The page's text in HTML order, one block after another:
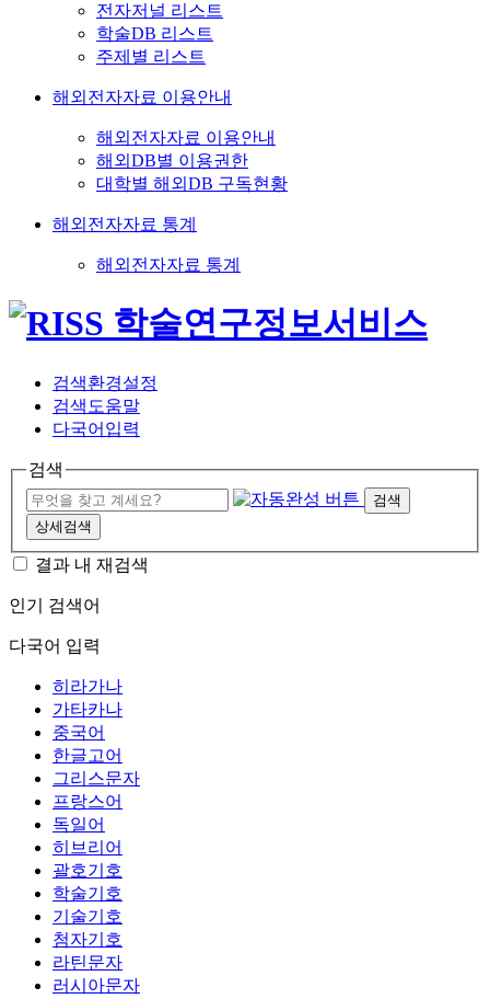
전자저널 리스트
학술DB 리스트
주제별 리스트
해외전자자료 이용안내
해외전자자료 이용안내
해외DB별 이용권한
대학별 해외DB 구독현황
해외전자자료 통계
해외전자자료 통계
검색환경설정
검색도움말
다국어입력
검색
검색
상세검색
결과 내 재검색
인기 검색어
다국어 입력
히라가나
가타카나
중국어
한글고어
그리스문자
프랑스어
독일어
히브리어
괄호기호
학술기호
기술기호
첨자기호
라틴문자
러시아문자